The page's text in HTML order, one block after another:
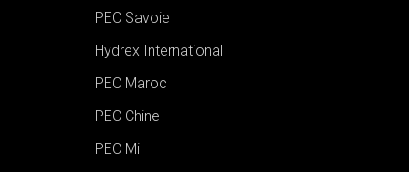
PEC Savoie
Hydrex International
PEC Maroc
PEC Chine
PEC Mi